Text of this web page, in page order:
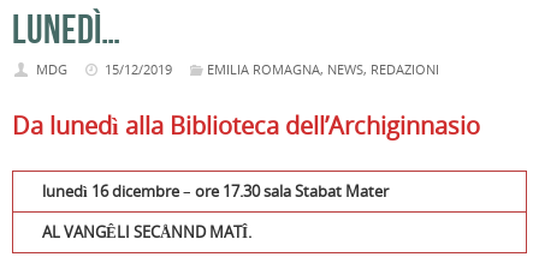
LUNEDÌ…
MDG 15/12/2019 EMILIA ROMAGNA, NEWS, REDAZIONI
Da lunedì alla Biblioteca dell’Archiginnasio
lunedì 16 dicembre– ore 17.30 sala Stabat Mater
AL VANGÊLI SECÅNND MATÎ.